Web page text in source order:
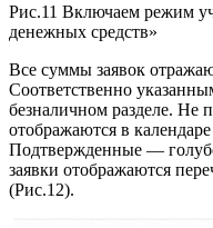
Рис.11 Включаем режим
денежных средств»
Все суммы заявок
Соответственно
безналичном разделе. Не
отображаются в
Подтвержденные —
заявки отображаются
(Рис.12).